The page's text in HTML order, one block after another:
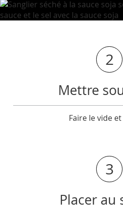
2
Mettre
Faire le vide
3
Placer au